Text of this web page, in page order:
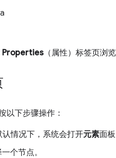
Properties（属性）标签页浏
以下步骤操作：
认情况下，系统会打开元素面板
个节点。